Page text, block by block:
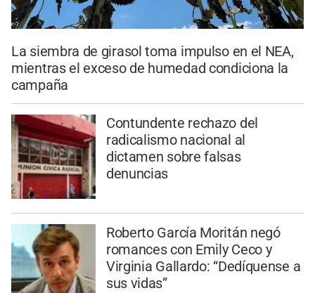
La siembra de girasol toma impulso en el NEA,
mientras el exceso de humedad condiciona la
campaña
Contundente rechazo del
radicalismo nacional al
dictamen sobre falsas
denuncias
Roberto García Moritán negó
romances con Emily Ceco y
Virginia Gallardo: “Dedíquense a
sus vidas”